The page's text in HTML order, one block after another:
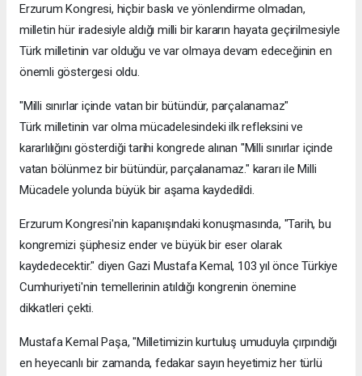
Erzurum Kongresi, hiçbir baskı ve yönlendirme olmadan,
milletin hür iradesiyle aldığı milli bir kararın hayata geçirilmesiyle
Türk milletinin var olduğu ve var olmaya devam edeceğinin en
önemli göstergesi oldu.
"Milli sınırlar içinde vatan bir bütündür, parçalanamaz"
Türk milletinin var olma mücadelesindeki ilk refleksini ve
kararlılığını gösterdiği tarihi kongrede alınan "Milli sınırlar içinde
vatan bölünmez bir bütündür, parçalanamaz." kararı ile Milli
Mücadele yolunda büyük bir aşama kaydedildi.
Erzurum Kongresi'nin kapanışındaki konuşmasında, "Tarih, bu
kongremizi şüphesiz ender ve büyük bir eser olarak
kaydedecektir." diyen Gazi Mustafa Kemal, 103 yıl önce Türkiye
Cumhuriyeti'nin temellerinin atıldığı kongrenin önemine
dikkatleri çekti.
Mustafa Kemal Paşa, "Milletimizin kurtuluş umuduyla çırpındığı
en heyecanlı bir zamanda, fedakar sayın heyetimiz her türlü